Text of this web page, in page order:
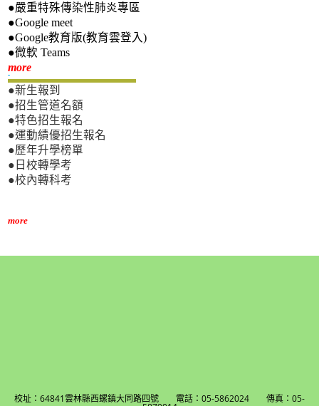
●嚴重特殊傳染性肺炎專區
●Google meet
●Google教育版(教育雲登入)
●微軟 Teams
more新生專區
●新生報到
●招生管道名額
●特色招生報名
●運動績優招生報名
●歷年升學榜單
●日校轉學考
●校內轉科考
more
校址：64841雲林縣西螺鎮大同路四號 電話：05-5862024 傳真：05-